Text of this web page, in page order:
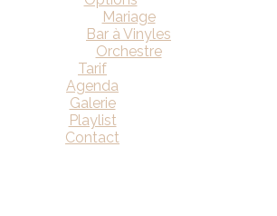
Mariage
Bar à Vinyles
Orchestre
Tarif
Agenda
Galerie
Playlist
Contact